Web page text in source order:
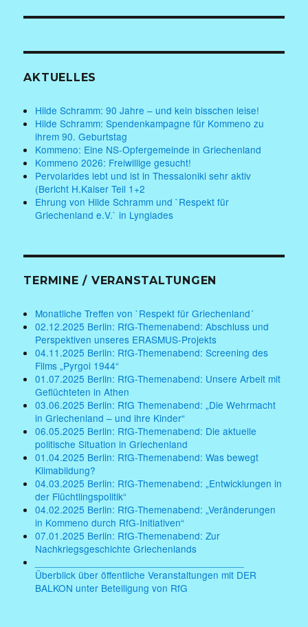
AKTUELLES
Hilde Schramm: 90 Jahre – und kein bisschen leise!
Hilde Schramm: Spendenkampagne für Kommeno zu
ihrem 90. Geburtstag
Kommeno: Eine NS-Opfergemeinde in Griechenland
Kommeno 2026: Freiwillige gesucht!
Pervolarides lebt und ist in Thessaloniki sehr aktiv
(Bericht H.Kaiser Teil 1+2
Ehrung von Hilde Schramm und `Respekt für
Griechenland e.V.` in Lyngiades
TERMINE / VERANSTALTUNGEN
Monatliche Treffen von `Respekt für Griechenland´
02.12.2025 Berlin: RfG-Themenabend: Abschluss und
Perspektiven unseres ERASMUS-Projekts
04.11.2025 Berlin: RfG-Themenabend: Screening des
Films „Pyrgoi 1944“
01.07.2025 Berlin: RfG-Themenabend: Unsere Arbeit mit
Geflüchteten in Athen
03.06.2025 Berlin: RfG Themenabend: „Die Wehrmacht
in Griechenland – und ihre Kinder“
06.05.2025 Berlin: RfG-Themenabend: Die aktuelle
politische Situation in Griechenland
01.04.2025 Berlin: RfG-Themenabend: Was bewegt
Klimabildung?
04.03.2025 Berlin: RfG-Themenabend: „Entwicklungen in
der Flüchtlingspolitik“
04.02.2025 Berlin: RfG-Themenabend: „Veränderungen
in Kommeno durch RfG-Initiativen“
07.01.2025 Berlin: RfG-Themenabend: Zur
Nachkriegsgeschichte Griechenlands
Überblick über öffentliche Veranstaltungen mit DER
BALKON unter Beteiligung von RfG